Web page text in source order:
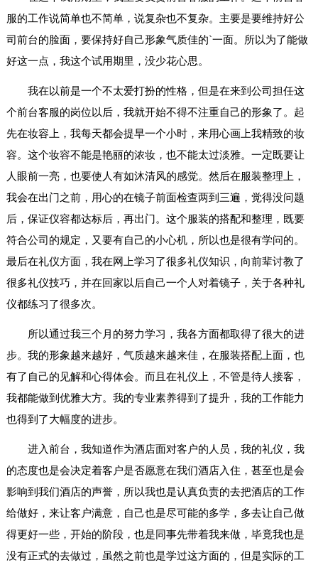
服的工作说简单也不简单，说复杂也不复杂。主要是要维持好公
司前台的脸面，要保持好自己形象气质佳的`一面。所以为了能做
好这一点，我这个试用期里，没少花心思。
我在以前是一个不太爱打扮的性格，但是在来到公司担任这
个前台客服的岗位以后，我就开始不得不注重自己的形象了。起
先在妆容上，我每天都会提早一个小时，来用心画上我精致的妆
容。这个妆容不能是艳丽的浓妆，也不能太过淡雅。一定既要让
人眼前一亮，也要使人有如沐清风的感觉。然后在服装整理上，
我会在出门之前，用心的在镜子前面检查两到三遍，觉得没问题
后，保证仪容都达标后，再出门。这个服装的搭配和整理，既要
符合公司的规定，又要有自己的小心机，所以也是很有学问的。
最后在礼仪方面，我在网上学习了很多礼仪知识，向前辈讨教了
很多礼仪技巧，并在回家以后自己一个人对着镜子，关于各种礼
仪都练习了很多次。
所以通过我三个月的努力学习，我各方面都取得了很大的进
步。我的形象越来越好，气质越来越来佳，在服装搭配上面，也
有了自己的见解和心得体会。而且在礼仪上，不管是待人接客，
我都能做到优雅大方。我的专业素养得到了提升，我的工作能力
也得到了大幅度的进步。
进入前台，我知道作为酒店面对客户的人员，我的礼仪，我
的态度也是会决定着客户是否愿意在我们酒店入住，甚至也是会
影响到我们酒店的声誉，所以我也是认真负责的去把酒店的工作
给做好，来让客户满意，自己也是尽可能的多学，多去让自己做
得更好一些，开始的阶段，也是同事先带着我来做，毕竟我也是
没有正式的去做过，虽然之前也是学过这方面的，但是实际的工